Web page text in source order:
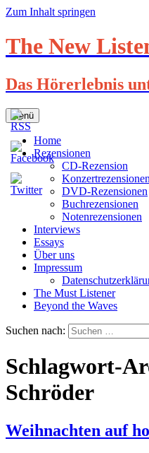
Zum Inhalt springen
The New
Das Hörerlebnis
Menü
Home
Rezensionen
CD-Rezension
Konzertrezensionen
DVD-Rezensionen
Buchrezensionen
Notenrezensionen
Interviews
Essays
Über uns
Impressum
The Must Listener
Beyond the Waves
Suchen nach:
Schlagwort-
Schröder
Weihnachten auf